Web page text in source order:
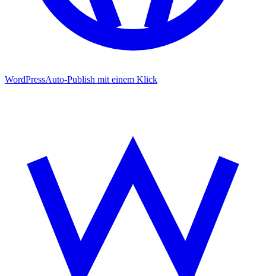
WordPressAuto-Publish mit einem Klick